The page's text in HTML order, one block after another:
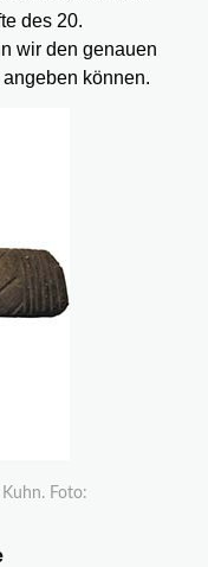
des 20.
wir den genauen
können.
Kuhn. Foto: